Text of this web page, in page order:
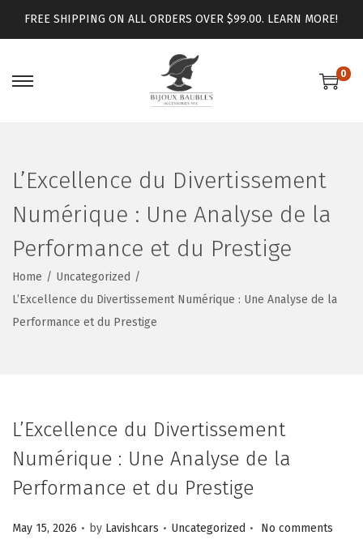
FREE SHIPPING ON ALL ORDERS OVER $99.00. LEARN MORE!
0
L’Excellence du Divertissement
Numérique : Une Analyse de la
Performance et du Prestige
Home / Uncategorized /
L’Excellence du Divertissement Numérique : Une Analyse de la
Performance et du Prestige
L’Excellence du Divertissement
Numérique : Une Analyse de la
Performance et du Prestige
Posted on
May 15, 2026 . by Lavishcars . Posted in
Uncategorized .
No comments